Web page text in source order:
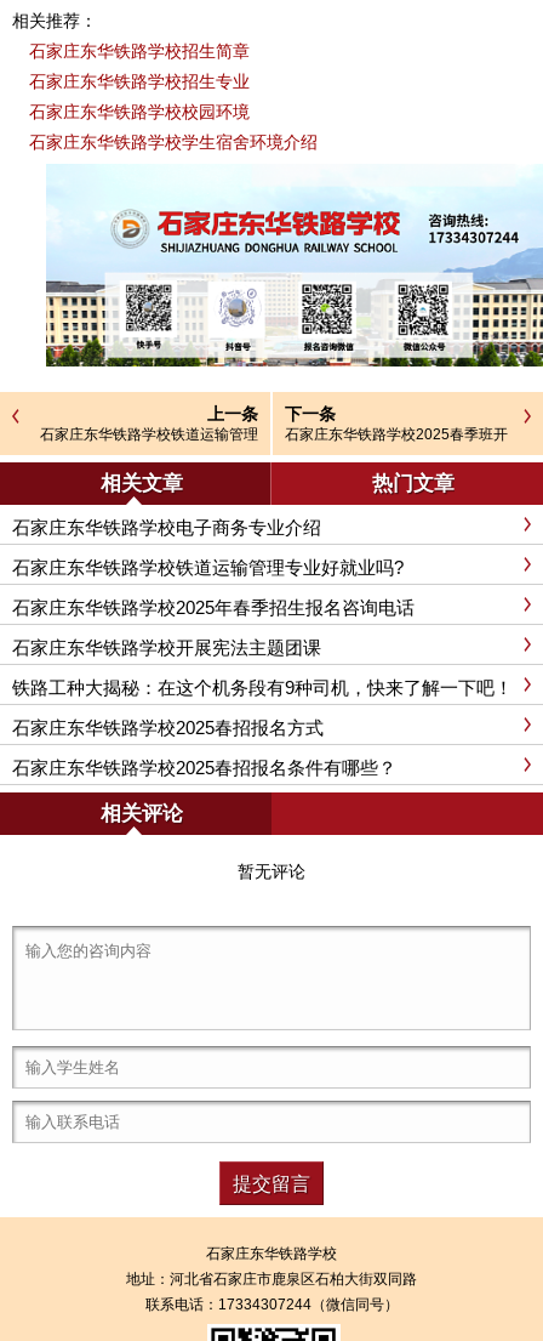
相关推荐：
石家庄东华铁路学校招生简章
石家庄东华铁路学校招生专业
石家庄东华铁路学校校园环境
石家庄东华铁路学校学生宿舍环境介绍
上一条
石家庄东华铁路学校铁道运输管理
下一条
石家庄东华铁路学校2025春季班开
相关文章 热门文章
石家庄东华铁路学校电子商务专业介绍
石家庄东华铁路学校铁道运输管理专业好就业吗?
石家庄东华铁路学校2025年春季招生报名咨询电话
石家庄东华铁路学校开展宪法主题团课
铁路工种大揭秘：在这个机务段有9种司机，快来了解一下吧！
石家庄东华铁路学校2025春招报名方式
石家庄东华铁路学校2025春招报名条件有哪些？
相关评论
暂无评论
石家庄东华铁路学校
地址： 河北省石家庄市鹿泉区石柏大街双同路
联系电话：17334307244（微信同号）